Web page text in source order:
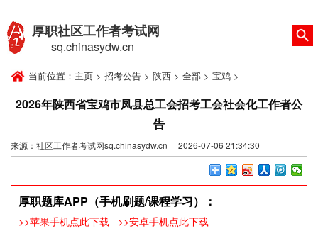
厚职社区工作者考试网
sq.chinasydw.cn
当前位置： 主页 > 招考公告 > 陕西 > 全部 > 宝鸡 >
2026年陕西省宝鸡市凤县总工会招考工会社会化工作者公
告
来源：社区工作者考试网sq.chinasydw.cn 2026-07-06 21:34:30
厚职题库APP（手机刷题/课程学习）：
>>苹果手机点此下载 >>安卓手机点此下载